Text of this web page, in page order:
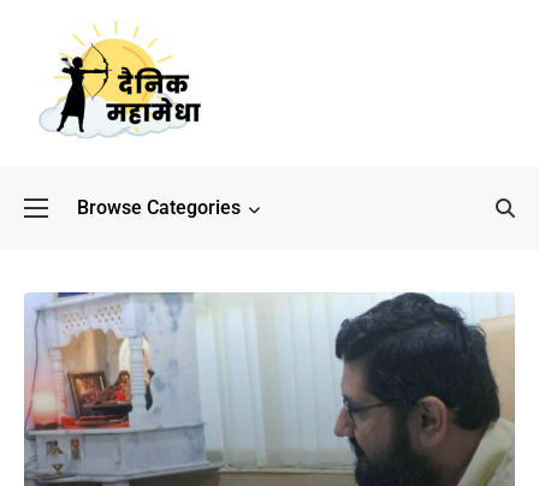
Browse Categories